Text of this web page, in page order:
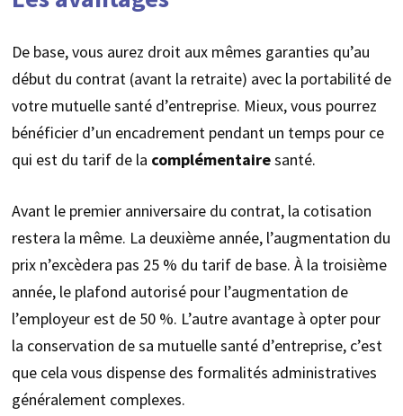
De base, vous aurez droit aux mêmes garanties qu’au
début du contrat (avant la retraite) avec la portabilité de
votre mutuelle santé d’entreprise. Mieux, vous pourrez
bénéficier d’un encadrement pendant un temps pour ce
qui est du tarif de la complémentairesanté.
Avant le premier anniversaire du contrat, la cotisation
restera la même. La deuxième année, l’augmentation du
prix n’excèdera pas 25 % du tarif de base. À la troisième
année, le plafond autorisé pour l’augmentation de
l’employeur est de 50 %. L’autre avantage à opter pour
la conservation de sa mutuelle santé d’entreprise, c’est
que cela vous dispense des formalités administratives
généralement complexes.